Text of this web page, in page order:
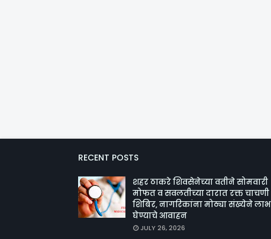
RECENT POSTS
शहर ठाकरे शिवसेनेच्या वतीने सोमवारी
मोफत व सवलतीच्या दारात रक्त चाचणी
शिबिर, नागरिकांना मोठ्या संख्येने लाभ
घेण्याचे आवाहन
JULY 26, 2026